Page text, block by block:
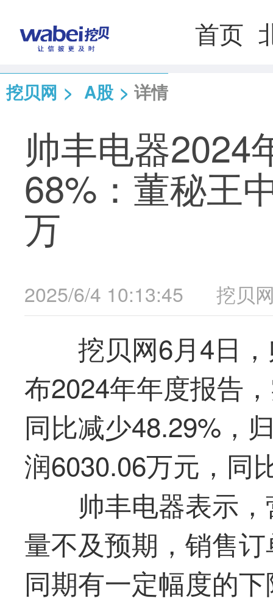
首页
挖贝网 > A股 > 详情
帅丰电器2024
68%：董秘王
万
2025/6/4 10:13:45 挖贝
挖贝网6月4日
布2024年年度报告
同比减少48.29%，
润6030.06万元，同
帅丰电器表示
量不及预期，销售
同期有一定幅度的